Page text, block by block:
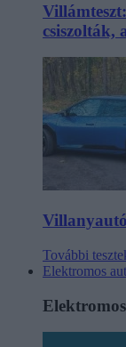
csiszolták,
További
Elektromos